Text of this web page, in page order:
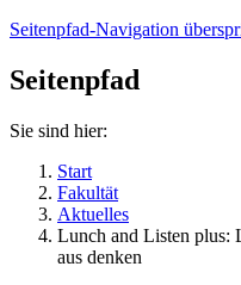
Seitenpfad-Navigation
Seitenpfad
Sie sind hier:
Start
Fakultät
Aktuelles
Lunch and Listen plus:
aus denken